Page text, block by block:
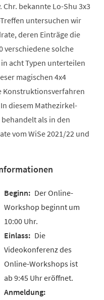
bekannte Lo-Shu 3x3
untersuchen wir
deren Einträge die
verschiedene solche
acht Typen unterteilen
magischen 4x4
Konstruktionsverfahren
diesem Mathezirkel-
als in den
vom WiSe 2021/22 und
Der Online-
Workshop beginnt um
10:00 Uhr.
Die
Videokonferenz des
Online-Workshops ist
ab 9:45 Uhr eröffnet.